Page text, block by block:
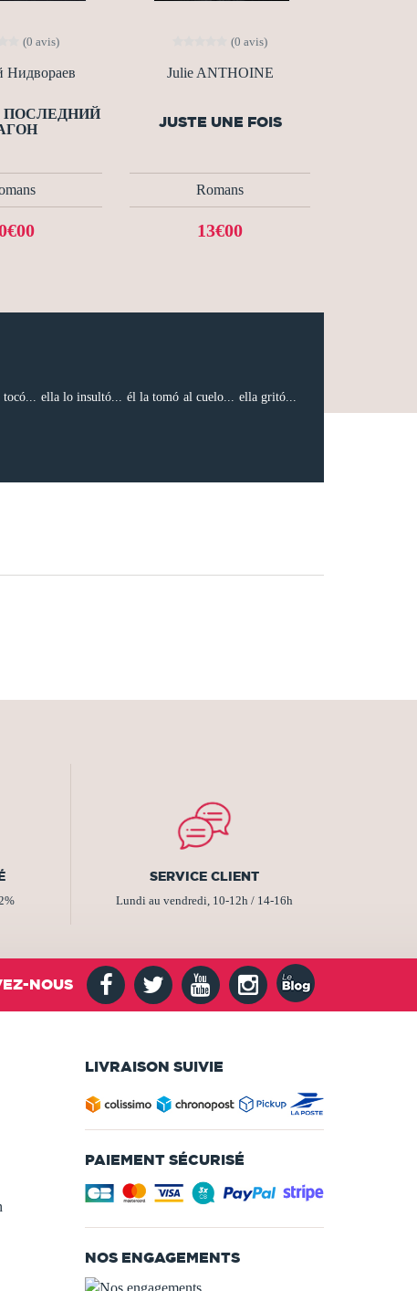
(0 avis)
Нидвораев
ПОСЛЕДНИЙ
(0 avis)
Julie ANTHOINE
JUSTE UNE FOIS
Romans
13€00
tocó... ella lo insultó... él la tomó al cuelo... ella gritó...
SERVICE CLIENT
Lundi au vendredi, 10-12h / 14-16h
NOUS
LIVRAISON SUIVIE
PAIEMENT SÉCURISÉ
NOS ENGAGEMENTS